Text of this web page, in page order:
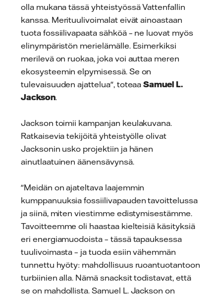
olla mukana tässä yhteistyössä Vattenfallin
kanssa. Merituulivoimalat eivät ainoastaan
tuota fossiilivapaata sähköä – ne luovat myös
elinympäristön merielämälle. Esimerkiksi
merilevä on ruokaa, joka voi auttaa meren
ekosysteemin elpymisessä. Se on
tulevaisuuden ajattelua", toteaaSamuel L.
Jackson.
Jackson toimii kampanjan keulakuvana.
Ratkaisevia tekijöitä yhteistyölle olivat
Jacksonin usko projektiin ja hänen
ainutlaatuinen äänensävynsä.
"Meidän on ajateltava laajemmin
kumppanuuksia fossiilivapauden tavoittelussa
ja siinä, miten viestimme edistymisestämme.
Tavoitteemme oli haastaa kielteisiä käsityksiä
eri energiamuodoista – tässä tapauksessa
tuulivoimasta – ja tuoda esiin vähemmän
tunnettu hyöty: mahdollisuus ruoantuotantoon
turbiinien alla. Nämä snacksit todistavat, että
se on mahdollista. Samuel L. Jackson on